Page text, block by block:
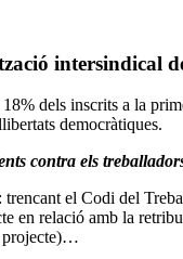
intersindical
dels inscrits a la
democràtiques.
contra els
: trencant el Codi del
en relació amb la
projecte)…